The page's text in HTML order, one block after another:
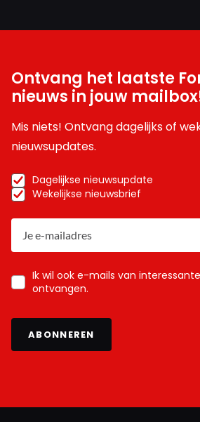
Ontvang het laatste
nieuws in jouw
Mis niets! Ontvang dagelijks of
nieuwsupdates.
Dagelijkse nieuwsupdate
Wekelijkse nieuwsbrief
Ik wil ook e-mails van
ontvangen.
ABONNEREN